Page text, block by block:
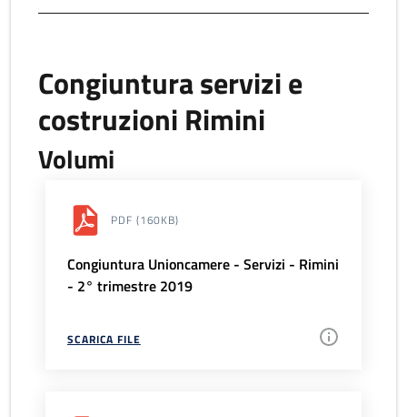
Congiuntura servizi e
costruzioni Rimini
Volumi
PDF (160KB)
Congiuntura Unioncamere - Servizi - Rimini
- 2° trimestre 2019
SCARICA FILE